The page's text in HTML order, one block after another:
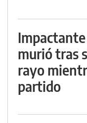
murió tras
rayo
partido